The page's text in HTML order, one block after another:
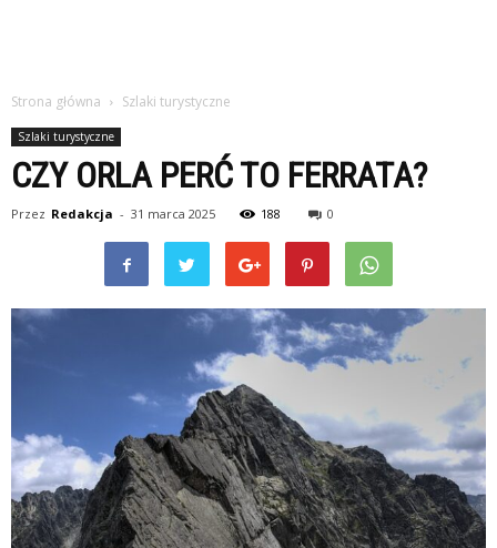
Strona główna Szlaki turystyczne
Szlaki turystyczne
CZY ORLA PERĆ TO FERRATA?
Przez Redakcja - 31 marca 2025 188 0